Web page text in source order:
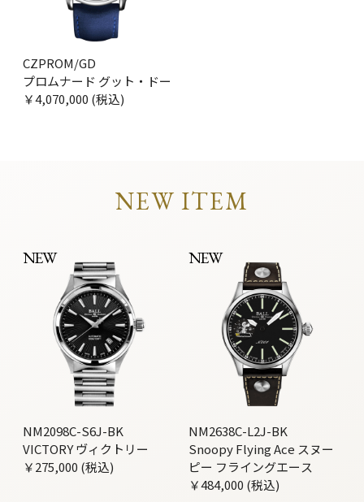
CZPROM/GD
プロムナード グット・ドー
￥4,070,000 (税込)
NEW ITEM
NEW
NM2098C-S6J-BK
VICTORY ヴィクトリー
￥275,000 (税込)
NEW
NM2638C-L2J-BK
Snoopy Flying Ace スヌー
ピー フライングエース
￥484,000 (税込)